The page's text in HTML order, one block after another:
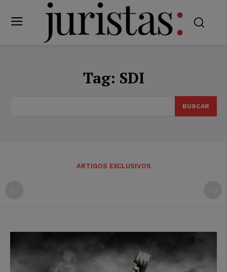
Tag: SDI
BUSCAR
ARTIGOS EXCLUSIVOS